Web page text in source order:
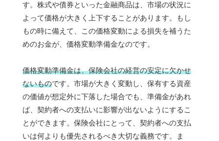
す。株式や債券といった金融商品は、市場の状況に
よって価格が大きく上下することがあります。もし
もの時に備えて、この価格変動による損失を補うた
めのお金が、価格変動準備金なのです。
価格変動準備金は、保険会社の経営の安定に欠かせ
ないものです。市場が大きく変動し、保有する資産
の価値が想定外に下落した場合でも、準備金があれ
ば、契約者への支払いに影響が出ないようにするこ
とができます。保険会社にとって、契約者への支払
いは何よりも優先されるべき大切な義務です。ま